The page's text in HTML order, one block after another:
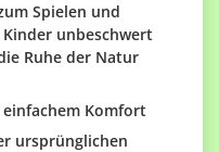
Spielen und
unbeschwert
Ruhe der Natur
Komfort
ursprünglichen